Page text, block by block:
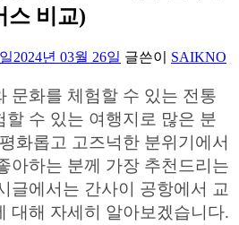
스 비교)
2024년 03월 26일 글쓴이 SAIKNO
문화를 체험할 수 있는 전통
할 수 있는 여행지로 많은 분
화롭고 고즈넉한 분위기에서
아하는 분께 가장 추천드리는
글에서는 간사이 공항에서 교
대해 자세히 알아보겠습니다.